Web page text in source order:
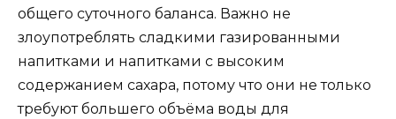
общего суточного баланса. Важно не
злоупотреблять сладкими газированными
напитками и напитками с высоким
содержанием сахара, потому что они не только
требуют большего объёма воды для